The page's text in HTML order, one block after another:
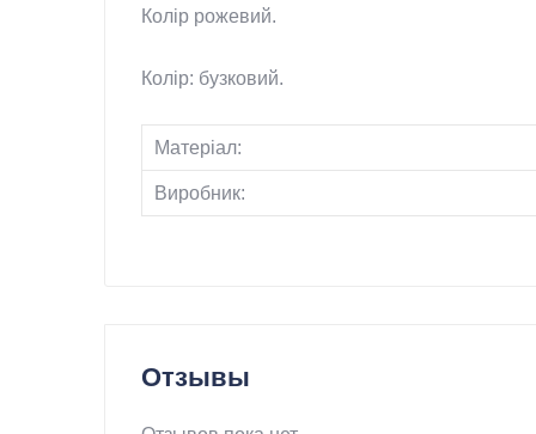
Колір рожевий.
Колір: бузковий.
Матеріал:
Виробник:
Отзывы